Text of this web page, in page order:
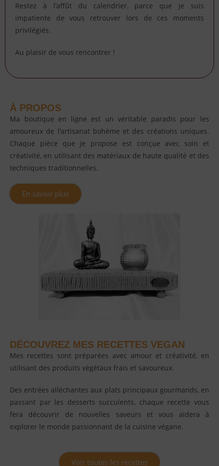
Restez à l’affût du calendrier, parce que je suis
impatiente de vous retrouver lors de ces moments
privilégiés.
Au plaisir de vous rencontrer !
À PROPOS
Ma boutique en ligne est un véritable paradis pour les
amoureux de l’artisanat bohème et des créations uniques.
Chaque pièce que je propose est conçue avec soin et
créativité, en utilisant des matériaux de haute qualité et des
techniques traditionnelles.
En savoir plus
DÉCOUVREZ MES RECETTES VEGAN
Mes recettes sont préparées avec amour et créativité, en
utilisant des produits végétaux frais et savoureux.
Des entrées alléchantes aux plats principaux gourmands, en
passant par les desserts succulents, chaque recette vous
fera découvrir de nouvelles saveurs et vous aidera à
explorer le monde passionnant de la cuisine végane.
Voir toutes les recettes